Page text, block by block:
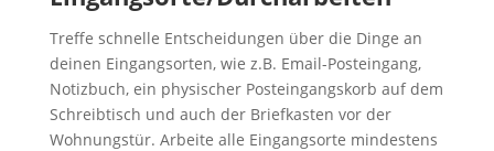
Treffe schnelle Entscheidungen über die Dinge an
deinen Eingangsorten, wie z.B. Email-Posteingang,
Notizbuch, ein physischer Posteingangskorb auf dem
Schreibtisch und auch der Briefkasten vor der
Wohnungstür. Arbeite alle Eingangsorte mindestens